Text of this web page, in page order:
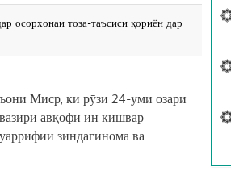
осорхонаи тоза-таъсиси қориён дар
Миср, ки рӯзи 24-уми озари
авқофи ин кишвар
зиндагинома ва